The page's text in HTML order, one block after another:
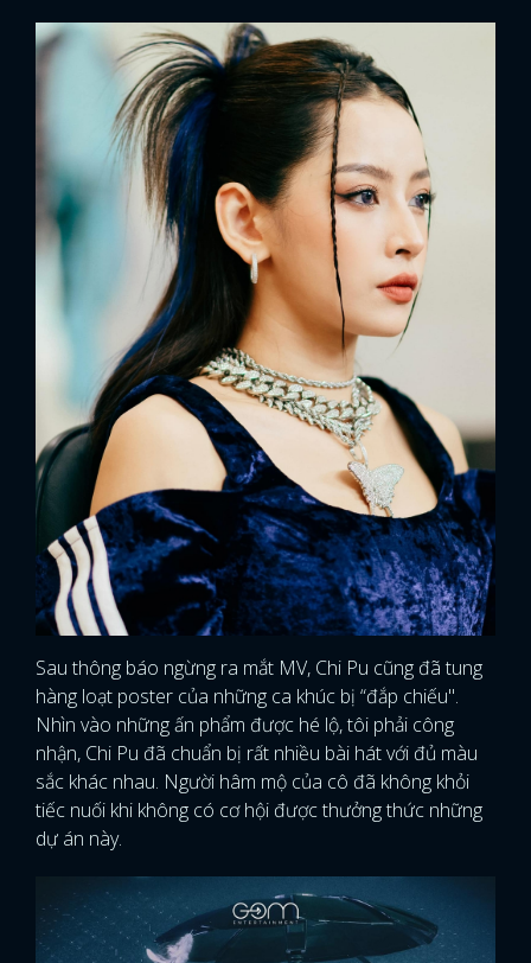
Sau thông báo ngừng ra mắt MV, Chi Pu cũng đã tung
hàng loạt poster của những ca khúc bị “đắp chiếu".
Nhìn vào những ấn phẩm được hé lộ, tôi phải công
nhận, Chi Pu đã chuẩn bị rất nhiều bài hát với đủ màu
sắc khác nhau. Người hâm mộ của cô đã không khỏi
tiếc nuối khi không có cơ hội được thưởng thức những
dự án này.